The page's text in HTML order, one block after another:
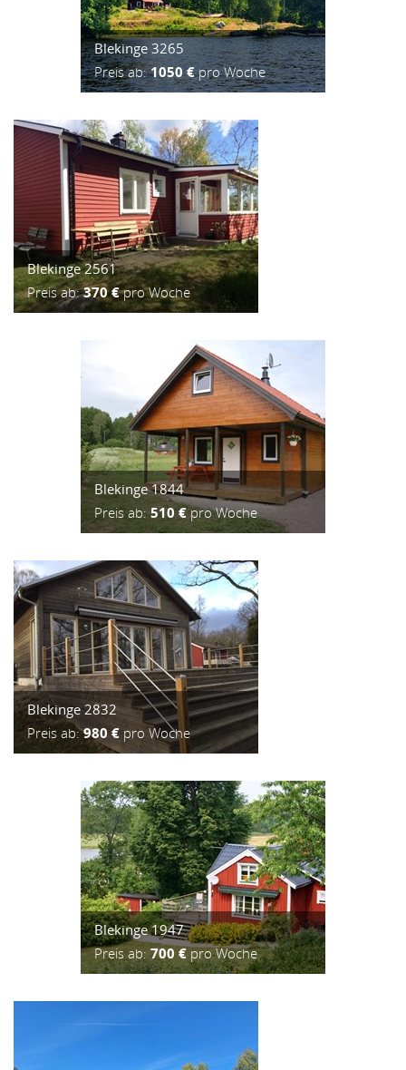
Blekinge 3265
Preis ab:1050 €pro Woche
Blekinge 2561
Preis ab:370 €pro Woche
Blekinge 1844
Preis ab:510 € pro Woche
Blekinge 2832
Preis ab:980 € pro Woche
Blekinge 1947
Preis ab: 700 € pro Woche